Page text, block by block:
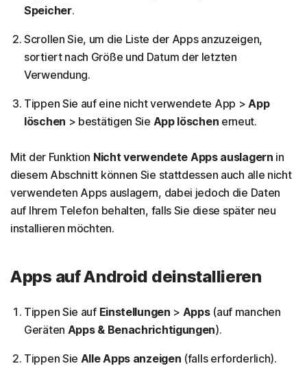
Speicher.
Scrollen Sie, um die Liste der Apps anzuzeigen,
sortiert nach Größe und Datum der letzten
Verwendung.
Tippen Sie auf eine nicht verwendete App > App
löschen > bestätigen Sie App löschen erneut.
Mit der Funktion Nicht verwendete Apps auslagern in
diesem Abschnitt können Sie stattdessen auch alle nicht
verwendeten Apps auslagern, dabei jedoch die Daten
auf Ihrem Telefon behalten, falls Sie diese später neu
installieren möchten.
Apps auf Android deinstallieren
Tippen Sie auf Einstellungen > Apps(auf manchen
Geräten Apps & Benachrichtigungen).
Tippen Sie Alle Apps anzeigen (falls erforderlich).